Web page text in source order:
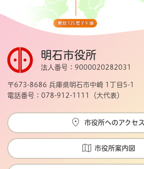
明石市役所
法人番号：9000020282031
〒673-8686 兵庫県明石市中崎 1丁目5-1
電話番号：078-912-1111（大代表）
市役所へのアクセス
市役所案内図